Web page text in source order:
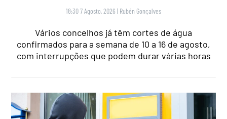
18:30 7 Agosto, 2026 | Rubén Gonçalves
Vários concelhos já têm cortes de água
confirmados para a semana de 10 a 16 de agosto,
com interrupções que podem durar várias horas